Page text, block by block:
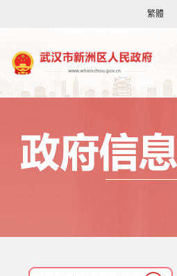
繁體